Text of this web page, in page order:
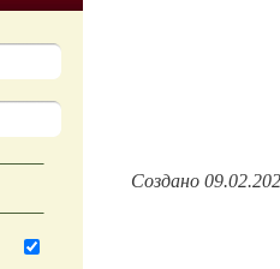
Создано